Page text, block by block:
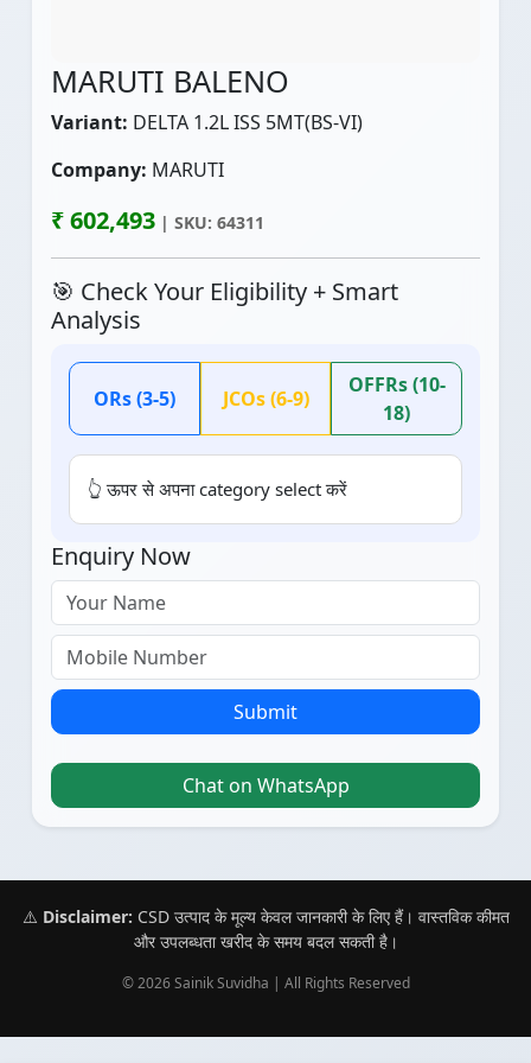
MARUTI BALENO
Variant: DELTA 1.2L ISS 5MT(BS-VI)
Company: MARUTI
₹ 602,493 | SKU: 64311
🎯 Check Your Eligibility + Smart
Analysis
ORs (3-5) JCOs (6-9)
OFFRs (10-
18)
👆 ऊपर से अपना category select करें
Enquiry Now
Submit
Chat on WhatsApp
⚠️ Disclaimer: CSD उत्पाद के मूल्य केवल जानकारी के लिए हैं। वास्तविक कीमत
और उपलब्धता खरीद के समय बदल सकती है।
© 2026 Sainik Suvidha | All Rights Reserved